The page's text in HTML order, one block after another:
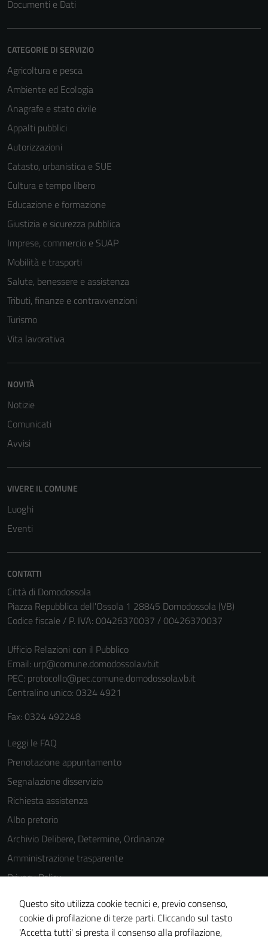
Documenti e Dati
CATEGORIE DI SERVIZIO
Agricoltura e pesca
Ambiente ed Ecologia
Anagrafe e stato civile
Appalti pubblici
Autorizzazioni
Catasto, urbanistica e SUE
Cultura e tempo libero
Educazione e formazione
Giustizia e sicurezza pubblica
Imprese, commercio e SUAP
Mobilità e trasporti
Salute, benessere e assistenza
Tributi, finanze e contravvenzioni
Turismo
Vita lavorativa
NOVITÀ
Notizie
Comunicati
Avvisi
VIVERE IL COMUNE
Luoghi
Eventi
CONTATTI
Città di Domodossola
Piazza Repubblica dell'Ossola 1 28845 Domodossola (VB)
Codice fiscale / P. IVA: 00426370037 / 00426370037
Ufficio Relazioni con il Pubblico
Email: urp@comune.domodossola.vb.it
PEC: protocollo@pec.comune.domodossola.vb.it
Centralino unico: 0324 4921
Fax: 0324 492248
Leggi le FAQ
Prenotazione appuntamento
Segnalazione disservizio
Richiesta assistenza
Albo pretorio
Archivio Delibere, Determine, Ordinanze
Amministrazione trasparente
Privacy Policy
Cookie Policy
Note legali
Questo sito utilizza cookie tecnici e, previo consenso,
cookie di profilazione di terze parti. Cliccando sul tasto
'Accetta tutti' si presta il consenso alla profilazione,
funzionamento
disabilitati.
Questi cookie
personali.